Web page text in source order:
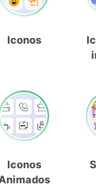
Iconos
Iconos